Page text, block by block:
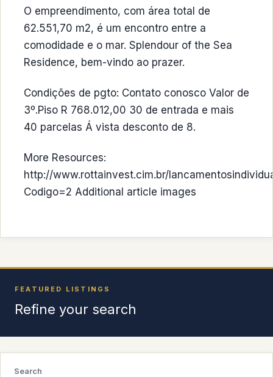
O empreendimento, com área total de
62.551,70 m2, é um encontro entre a
comodidade e o mar. Splendour of the Sea
Residence, bem-vindo ao prazer.
Condições de pgto: Contato conosco Valor de
3º.Piso R 768.012,00 30 de entrada e mais
40 parcelas Á vista desconto de 8.
More Resources:
http://www.rottainvest.cim.br/
Codigo=2 Additional article images
FEATURED LISTINGS
Refine your search
Search